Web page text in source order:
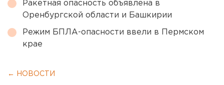
Ракетная опасность объявлена в
Оренбургской области и Башкирии
Режим БПЛА-опасности ввели в Пермском
крае
← НОВОСТИ